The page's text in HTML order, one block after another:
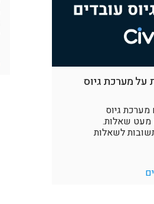
על מערכת גיוס
גיוס
מעט שאלות.
לשאלות